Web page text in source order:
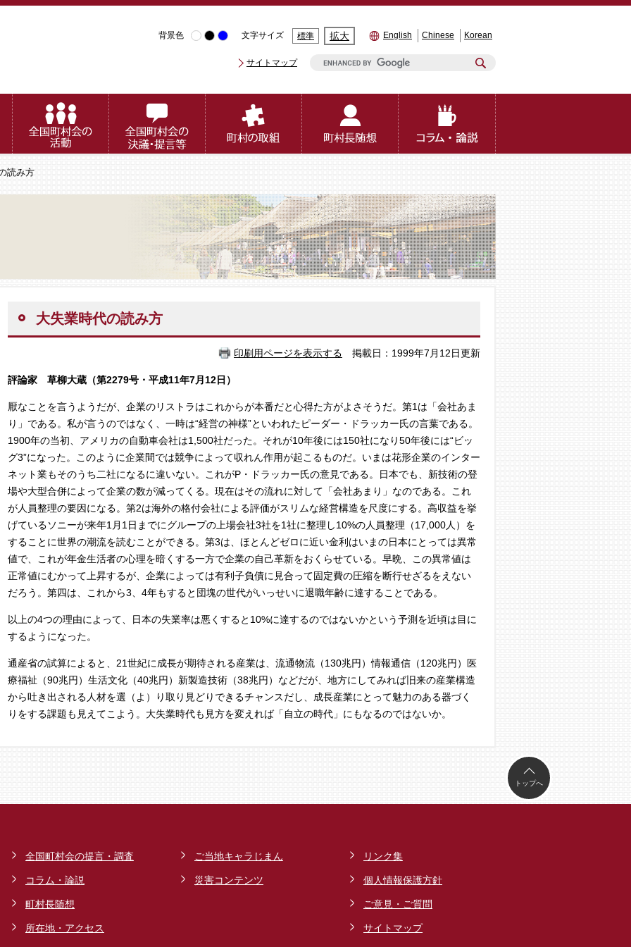
背景色 文字サイズ 標準 拡大 English Chinese Korean
サイトマップ
読み方
大失業時代の読み方
印刷用ページを表示する 掲載日：1999年7月12日更新
評論家 草柳大蔵（第2279号・平成11年7月12日）
厭なことを言うようだが、企業のリストラはこれからが本番だと心得た方がよさそうだ。第1は「会社あま
り」である。私が言うのではなく、一時は“経営の神様”といわれたピーダー・ドラッカー氏の言葉である。
1900年の当初、アメリカの自動車会社は1,500社だった。それが10年後には150社になり50年後には“ビッ
グ3”になった。このように企業間では競争によって収れん作用が起こるものだ。いまは花形企業のインター
ネット業もそのうち二社になるに違いない。これがP・ドラッカー氏の意見である。日本でも、新技術の登
場や大型合併によって企業の数が減ってくる。現在はその流れに対して「会社あまり」なのである。これ
が人員整理の要因になる。第2は海外の格付会社による評価がスリムな経営構造を尺度にする。高収益を挙
げているソニーが来年1月1日までにグループの上場会社3社を1社に整理し10%の人員整理（17,000人）を
することに世界の潮流を読むことができる。第3は、ほとんどゼロに近い金利はいまの日本にとっては異常
値で、これが年金生活者の心理を暗くする一方で企業の自己革新をおくらせている。早晩、この異常値は
正常値にむかって上昇するが、企業によっては有利子負債に見合って固定費の圧縮を断行せざるをえない
だろう。第四は、これから3、4年もすると団塊の世代がいっせいに退職年齢に達することである。
以上の4つの理由によって、日本の失業率は悪くすると10%に達するのではないかという予測を近頃は目に
するようになった。
通産省の試算によると、21世紀に成長が期待される産業は、流通物流（130兆円）情報通信（120兆円）医
療福祉（90兆円）生活文化（40兆円）新製造技術（38兆円）などだが、地方にしてみれば旧来の産業構造
から吐き出される人材を選（よ）り取り見どりできるチャンスだし、成長産業にとって魅力のある器づく
りをする課題も見えてこよう。大失業時代も見方を変えれば「自立の時代」にもなるのではないか。
トップへ
全国町村会の提言・調査
コラム・論説
町村長随想
所在地・アクセス
ご当地キャラじまん
災害コンテンツ
リンク集
個人情報保護方針
ご意見・ご質問
サイトマップ